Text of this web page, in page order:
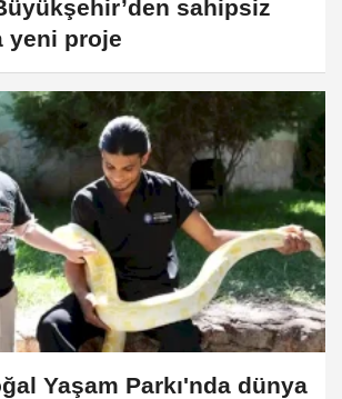
sahipsiz
yeni proje
Yaşam Parkı'nda dünya